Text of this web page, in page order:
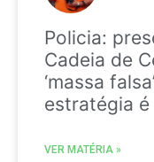
Policia:
Cadeia de
‘massa
estratégia
VER MATÉRIA »